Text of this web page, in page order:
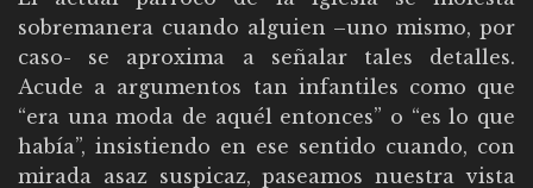
sobremanera cuando alguien –uno mismo, por
caso- se aproxima a señalar tales detalles.
Acude a argumentos tan infantiles como que
“era una moda de aquél entonces” o “es lo que
había”, insistiendo en ese sentido cuando, con
mirada asaz suspicaz, paseamos nuestra vista